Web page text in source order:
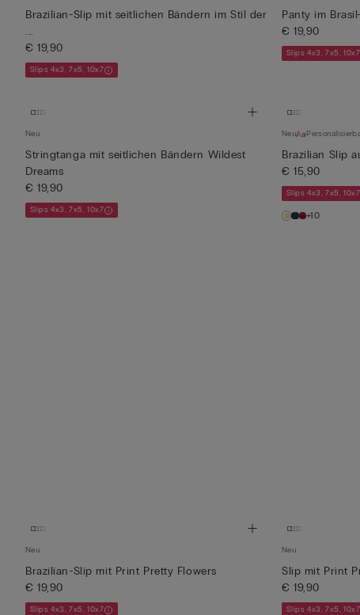
Brazilian-Slip mit seitlichen Bändern im Stil der
...
€ 19,90
Slips 4x3, 7x5, 10x7
Panty im
€ 19,90
Slips 4x3, 7x5, 10x7
Neu
Stringtanga mit seitlichen Bändern Wildest
Dreams
€ 19,90
Slips 4x3, 7x5, 10x7
Neu
Brazilian Slip
€ 15,90
Slips 4x3, 7x5, 10x7
+10
Neu
Brazilian-Slip mit Print Pretty Flowers
€ 19,90
Slips 4x3, 7x5, 10x7
Neu
Slip mit Print
€ 19,90
Slips 4x3, 7x5, 10x7